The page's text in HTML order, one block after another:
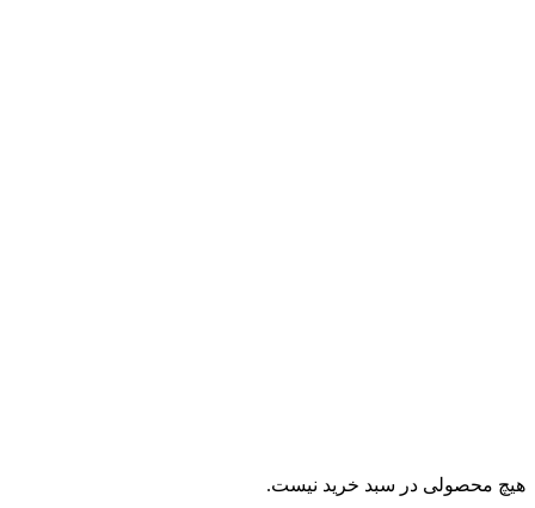
هیچ محصولی در سبد خرید نیست.